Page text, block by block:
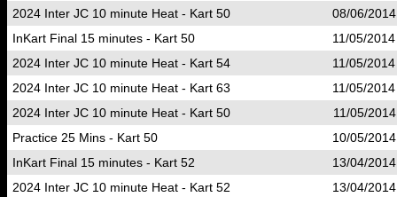
2024 Inter JC 10 minute Heat - Kart 50
08/06/
InKart Final 15 minutes - Kart 50
11/05/
2024 Inter JC 10 minute Heat - Kart 54
11/05/
2024 Inter JC 10 minute Heat - Kart 63
11/05/
2024 Inter JC 10 minute Heat - Kart 50
11/05/
Practice 25 Mins - Kart 50
10/05/
InKart Final 15 minutes - Kart 52
13/04/
2024 Inter JC 10 minute Heat - Kart 52
13/04/